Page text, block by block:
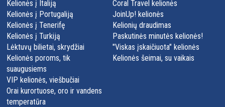
Kelionės į Italiją
Kelionės į Portugaliją
Kelionės į Tenerifę
Kelionės į Turkiją
Lėktuvų bilietai, skrydžiai
Kelionės poroms, tik
suaugusiems
VIP kelionės, viešbučiai
Orai kurortuose, oro ir vandens
temperatūra
Coral Travel kelionės
JoinUp! kelionės
Kelionių draudimas
Paskutinės minutės kelionės!
"Viskas įskaičiuota" kelionės
Kelionės šeimai, su vaikais